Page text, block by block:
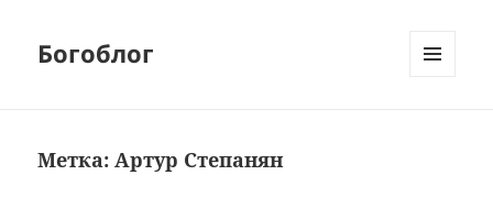
Богоблог
Метка:Артур Степанян